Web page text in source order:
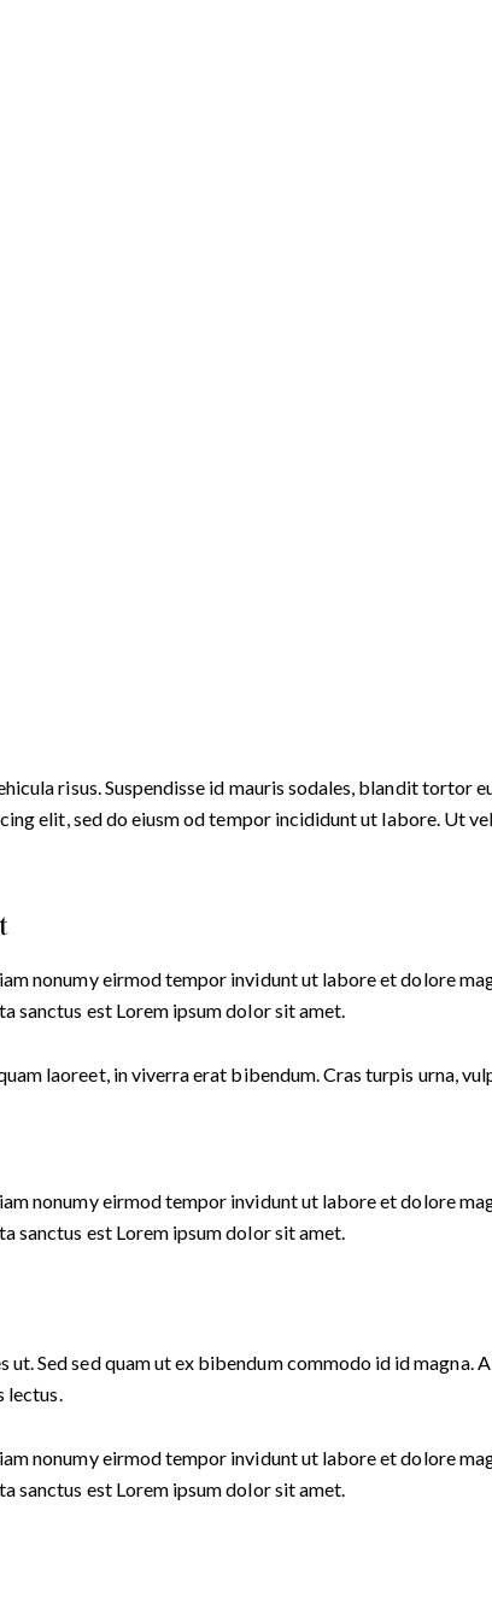
risus. Suspendisse id mauris sodales, blandit
elit, sed do eiusm od tempor incididunt ut labore. Ut
nonumy eirmod tempor invidunt ut labore et dolore
sanctus est Lorem ipsum dolor sit amet.
laoreet, in viverra erat bibendum. Cras turpis urna,
nonumy eirmod tempor invidunt ut labore et dolore
sanctus est Lorem ipsum dolor sit amet.
Sed sed quam ut ex bibendum commodo id id
nonumy eirmod tempor invidunt ut labore et dolore
sanctus est Lorem ipsum dolor sit amet.